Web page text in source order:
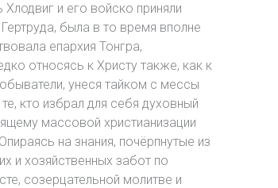
и его войско приняли
была в то время вполне
епархия Тонгра,
относясь к Христу также, как к
унеся тайком с мессы
кто избрал для себя духовный
массовой христианизации
на знания, почёрпнутые из
и хозяйственных забот по
созерцательной молитве и